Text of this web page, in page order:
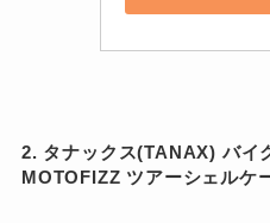
2. タナックス(TANAX) バイ
MOTOFIZZ ツアーシェルケ